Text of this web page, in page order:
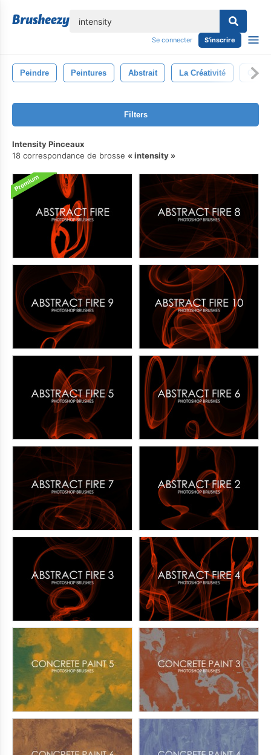
Se connecter S'inscrire
Peindre Peintures Abstrait La Créativité
Filters
Intensity Pinceaux
18 correspondance de brosse
intensity